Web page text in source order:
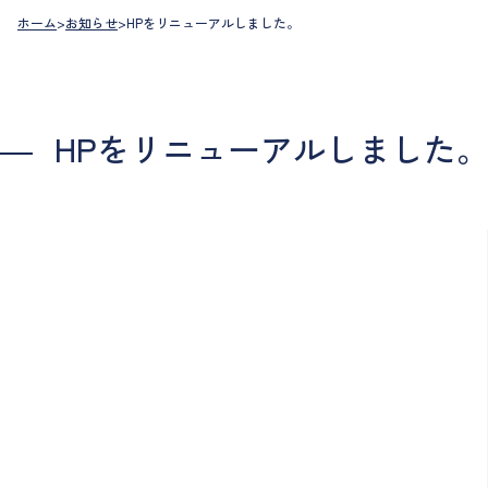
ホーム>お知らせ>HPをリニューアルしました。
HPをリニューアルしました。